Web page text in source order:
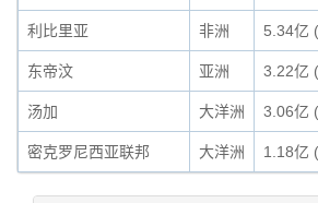
利比里亚 非洲 5.34亿
东帝汶 亚洲 3.22亿
汤加 大洋洲 3.06亿
密克罗尼西亚联邦 大洋洲 1.18亿